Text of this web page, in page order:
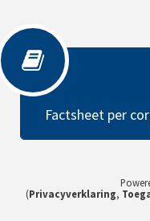
Factsheet per corporatie
Factsheet per
(Privacyverklaring,